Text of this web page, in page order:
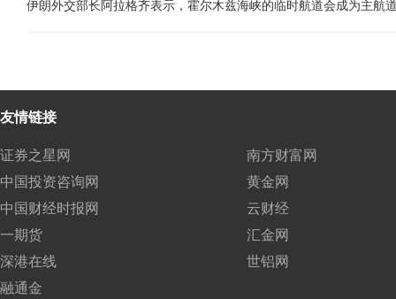
友情链接
证券之星网
南方财富网
中国投资咨询网
黄金网
中国财经时报网
云财经
一期货
汇金网
深港在线
世铝网
融通金